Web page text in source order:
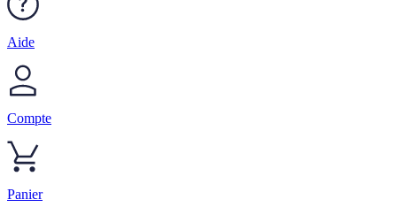
Aide
Compte
Panier